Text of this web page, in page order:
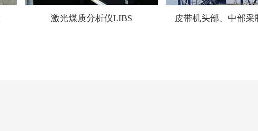
激光煤质分析仪LIBS 皮带机头部、中部采